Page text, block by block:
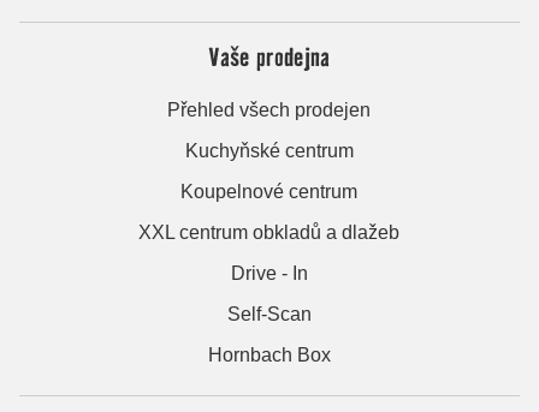
Vaše prodejna
Přehled všech prodejen
Kuchyňské centrum
Koupelnové centrum
XXL centrum obkladů a dlažeb
Drive - In
Self-Scan
Hornbach Box